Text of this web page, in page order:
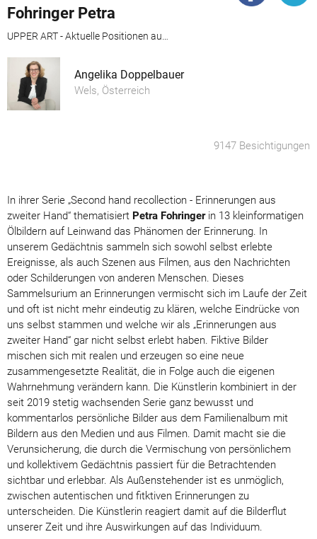
Fohringer Petra
Angelika Doppelbauer
Wels, Österreich
9147 Besichtigungen
In ihrer Serie „Second hand recollection - Erinnerungen aus
zweiter Hand“ thematisiert Petra Fohringerin 13 kleinformatigen
Ölbildern auf Leinwand das Phänomen der Erinnerung. In
unserem Gedächtnis sammeln sich sowohl selbst erlebte
Ereignisse, als auch Szenen aus Filmen, aus den Nachrichten
oder Schilderungen von anderen Menschen. Dieses
Sammelsurium an Erinnerungen vermischt sich im Laufe der Zeit
und oft ist nicht mehr eindeutig zu klären, welche Eindrücke von
uns selbst stammen und welche wir als „Erinnerungen aus
zweiter Hand“ gar nicht selbst erlebt haben. Fiktive Bilder
mischen sich mit realen und erzeugen so eine neue
zusammengesetzte Realität, die in Folge auch die eigenen
Wahrnehmung verändern kann. Die Künstlerin kombiniert in der
seit 2019 stetig wachsenden Serie ganz bewusst und
kommentarlos persönliche Bilder aus dem Familienalbum mit
Bildern aus den Medien und aus Filmen. Damit macht sie die
Verunsicherung, die durch die Vermischung von persönlichem
und kollektivem Gedächtnis passiert für die Betrachtenden
sichtbar und erlebbar. Als Außenstehender ist es unmöglich,
zwischen autentischen und fitktiven Erinnerungen zu
unterscheiden. Die Künstlerin reagiert damit auf die Bilderflut
unserer Zeit und ihre Auswirkungen auf das Individuum.